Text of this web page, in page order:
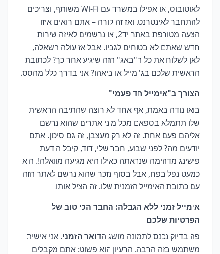
לאוטובוס, או אפילו במשרד עם Wi-Fi משותף, וצריכים
להתחבר לאינטרנט. ואז זה קורה – אתם רואים איזו
הצעה מטורפת באתר יד2, או נרשמים לאיזה שירות
חדש שאתם לא בטוחים לגביו. אבל אז עולה השאלה,
לאן לשלוח את כל ה"באג" הזה שיגיע אחר כך? לכתובת
הראשית שלכם בג'ימייל או ביאהו? אני בדרך כלל מהסס.
הצורך ב"אימייל חד פעמי"
בואו נודה באמת, אף אחד לא רוצה שהתיבה הראשית
שלו תתמלא בספאם מכל מיני אתרים שהוא נרשם
אליהם פעם אחת. זה לא רק מעצבן, זה גם סיכון. אתם
יודעים מה? לפני שבוע, חבר שלי, דוד, קיבל הודעת
פישינג מדהימה שנראתה כאילו היא מגיעה מוואלה!. הוא
כמעט נפל בפח, אבל בסוף נזכר שהוא נרשם לאתר הזה
עם כתובת האימייל הזמנית שלו. זה הציל אותו.
אימייל זמני ללא הגבלה: החבר הכי טוב של
הפרטיות שלכם
פה בדיוק נכנס לתמונה מושג הדואר הזמני. אני אישית
משתמש בזה הרבה. הרעיון הוא פשוט: אתם מקבלים